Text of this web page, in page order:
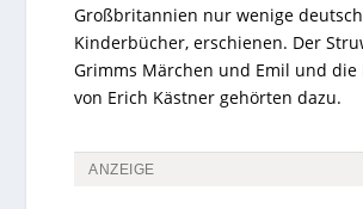
Großbritannien nur wenige
Kinderbücher, erschienen. Der
Grimms Märchen und Emil und die
von Erich Kästner gehörten dazu.
ANZEIGE